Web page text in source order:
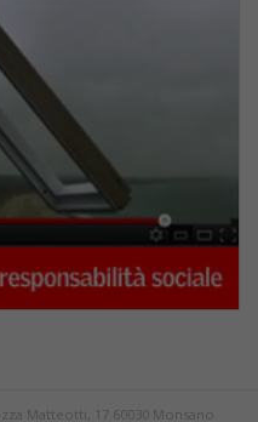
Matteotti, 17 60030 Monsano